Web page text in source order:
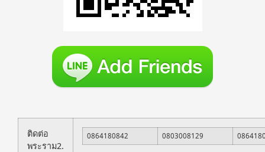
ติดต่อ
พระราม2.
0864180842 0803008129